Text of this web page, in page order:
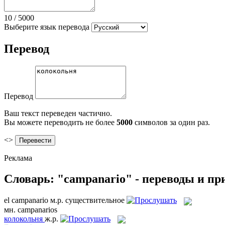
10 / 5000
Выберите язык перевода
Перевод
Перевод
Ваш текст переведен частично.
Вы можете переводить не более 5000 символов за один раз.
<>
Реклама
Словарь: "campanario" - переводы и
el campanario м.р. существительное
мн. campanarios
колокольня ж.р.